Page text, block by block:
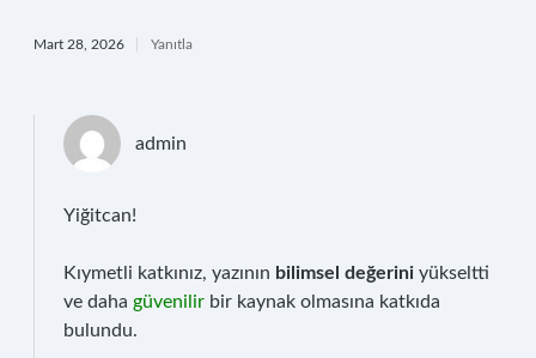
Mart 28, 2026 Yanıtla
admin
Yiğitcan!
Kıymetli katkınız, yazının bilimsel değerini yükseltti
ve daha güvenilir bir kaynak olmasına katkıda
bulundu.